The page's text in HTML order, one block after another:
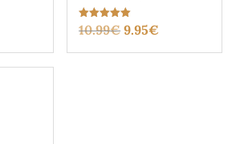
Note
5.00
10.99€ Le
prix
9.95€
prix